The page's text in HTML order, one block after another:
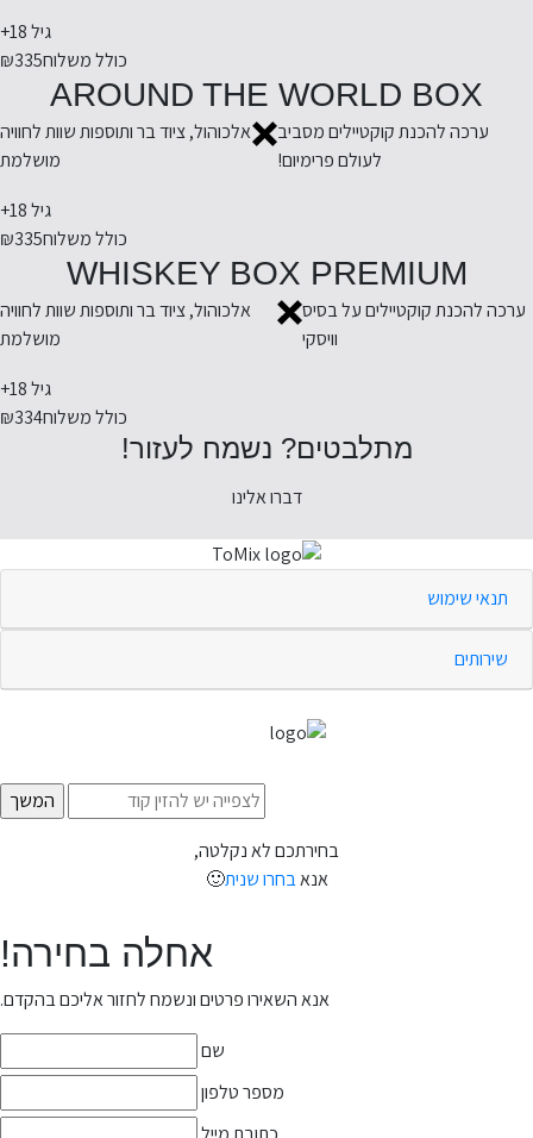
גיל 18+
כולל משלוח₪335
AROUND THE WORLD BOX
ערכה להכנת קוקטיילים מסביב
לעולם פרימיום!
אלכוהול, ציוד בר ותוספות שוות לחוויה
מושלמת
גיל 18+
כולל משלוח₪335
WHISKEY BOX PREMIUM
ערכה להכנת קוקטיילים על בסיס
וויסקי
אלכוהול, ציוד בר ותוספות שוות לחוויה
מושלמת
גיל 18+
כולל משלוח₪334
מתלבטים? נשמח לעזור!
דברו אלינו
תנאי שימוש
שירותים
בחירתכם לא נקלטה,
אנאבחרו שנית🙂
אחלה בחירה!
אנא השאירו פרטים ונשמח לחזור אליכם בהקדם.
שם
מספר טלפון